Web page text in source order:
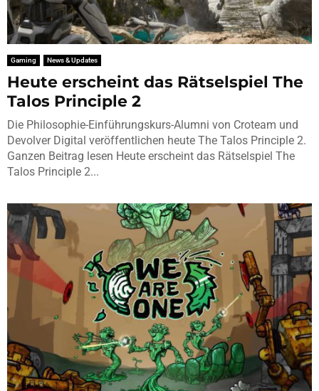
Gaming News & Updates
Heute erscheint das Rätselspiel The
Talos Principle 2
Die Philosophie-Einführungskurs-Alumni von Croteam und
Devolver Digital veröffentlichen heute The Talos Principle 2.
Ganzen Beitrag lesen Heute erscheint das Rätselspiel The
Talos Principle 2...